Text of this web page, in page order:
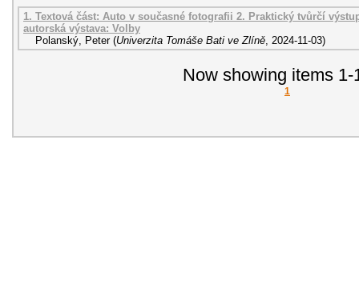
1. Textová část: Auto v současné fotografii 2. Praktický tvůrčí
autorská výstava: Volby
Polanský, Peter (Univerzita Tomáše Bati ve Zlíně, 2024-11-03)
Now showing items 1-
1